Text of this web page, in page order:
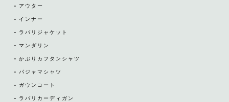
アウター
インナー
ラバリジャケット
マンダリン
かぶりカフタンシャツ
パジャマシャツ
ガウンコート
ラバリカーディガン